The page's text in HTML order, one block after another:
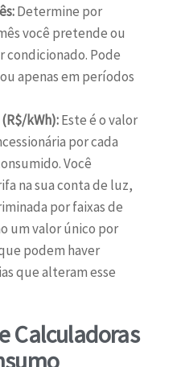
Determine por
você pretende ou
condicionado. Pode
apenas em períodos
kWh):Este é o valor
por cada
Você
na sua conta de luz,
por faixas de
um valor único por
podem haver
que alteram esse
Calculadoras